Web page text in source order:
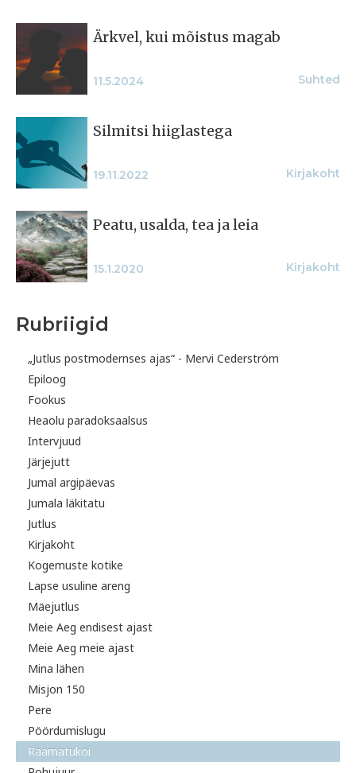
Ärkvel, kui mõistus magab
11.5.2024 Suhted
Silmitsi hiiglastega
19.11.2022 Kirjakoht
Peatu, usalda, tea ja leia
15.1.2020 Kirjakoht
Rubriigid
„Jutlus postmodernses ajas“ - Mervi Cederström
Epiloog
Fookus
Heaolu paradoksaalsus
Intervjuud
Järjejutt
Jumal argipäevas
Jumala läkitatu
Jutlus
Kirjakoht
Kogemuste kotike
Lapse usuline areng
Mäejutlus
Meie Aeg endisest ajast
Meie Aeg meie ajast
Mina lähen
Misjon 150
Pere
Pöördumislugu
Raamatukoi